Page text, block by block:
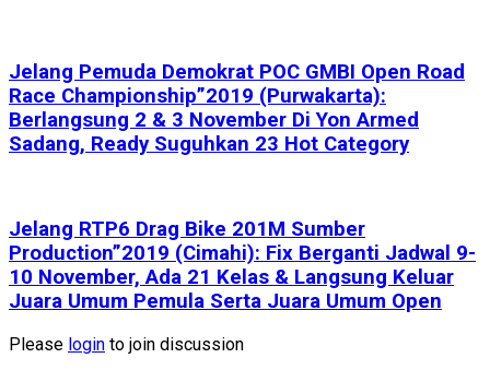
Jelang Pemuda Demokrat POC GMBI Open Road
Race Championship”2019 (Purwakarta):
Berlangsung 2 & 3 November Di Yon Armed
Sadang, Ready Suguhkan 23 Hot Category
Jelang RTP6 Drag Bike 201M Sumber
Production”2019 (Cimahi): Fix Berganti Jadwal 9-
10 November, Ada 21 Kelas & Langsung Keluar
Juara Umum Pemula Serta Juara Umum Open
Please login to join discussion